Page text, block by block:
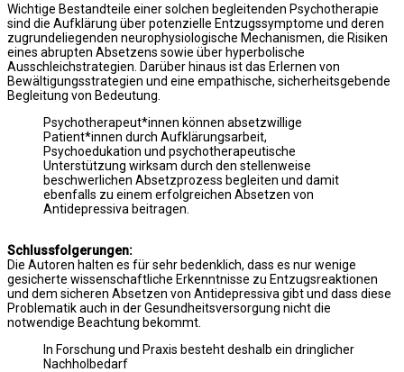
Wichtige Bestandteile einer solchen begleitenden Psychotherapie
sind die Aufklärung über potenzielle Entzugssymptome und deren
zugrundeliegenden neurophysiologische Mechanismen, die Risiken
eines abrupten Absetzens sowie über hyperbolische
Ausschleichstrategien. Darüber hinaus ist das Erlernen von
Bewältigungsstrategien und eine empathische, sicherheitsgebende
Begleitung von Bedeutung.
Psychotherapeut*innen können absetzwillige
Patient*innen durch Aufklärungsarbeit,
Psychoedukation und psychotherapeutische
Unterstützung wirksam durch den stellenweise
beschwerlichen Absetzprozess begleiten und damit
ebenfalls zu einem erfolgreichen Absetzen von
Antidepressiva beitragen.
Schlussfolgerungen:
Die Autoren halten es für sehr bedenklich, dass es nur wenige
gesicherte wissenschaftliche Erkenntnisse zu Entzugsreaktionen
und dem sicheren Absetzen von Antidepressiva gibt und dass diese
Problematik auch in der Gesundheitsversorgung nicht die
notwendige Beachtung bekommt.
In Forschung und Praxis besteht deshalb ein dringlicher
Nachholbedarf